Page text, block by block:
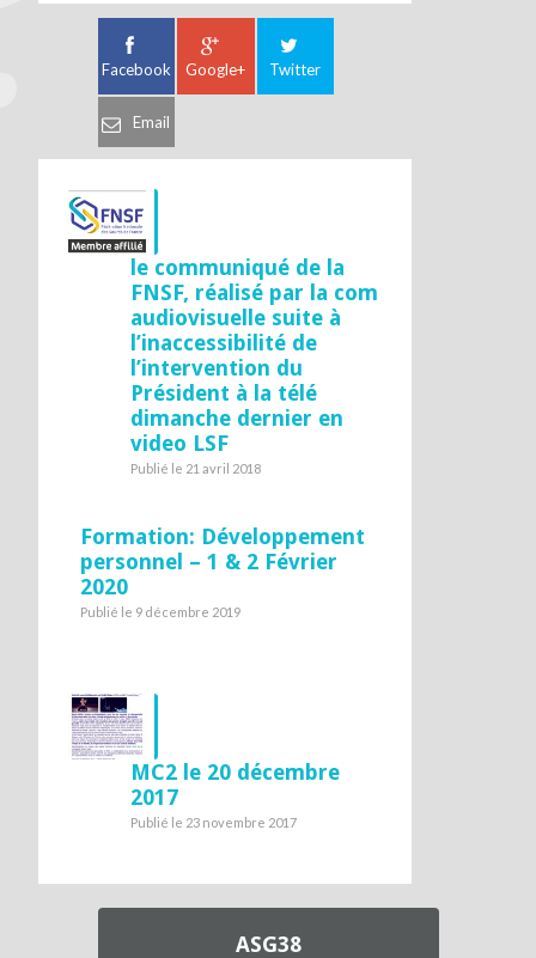
Facebook Google+ Twitter
Email
le communiqué de la
FNSF, réalisé par la com
audiovisuelle suite à
l’inaccessibilité de
l’intervention du
Président à la télé
dimanche dernier en
video LSF
Publié le 21 avril 2018
Formation: Développement
personnel – 1 & 2 Février
2020
Publié le 9 décembre 2019
MC2 le 20 décembre
2017
Publié le 23 novembre 2017
ASG38